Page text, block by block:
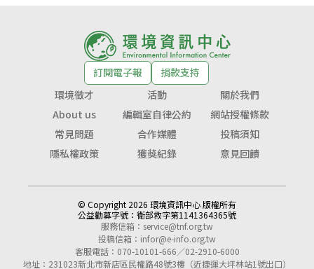
訂閱電子報
捐款支持
環境徵才
活動
關於我們
About us
編輯室自律公約
網站授權條款
常見問題
合作媒體
投稿須知
隱私權政策
獲獎紀錄 意見回饋
© Copyright 2026 環境資訊中心 版權所有
公益勸募字號： 衛部救字第1141364365號
服務信箱： service@tnf.org.tw
投稿信箱： infor@e-info.org.tw
客服電話：070-10101-666／02-2910-6000
地址：231023新北市新店區民權路48號3樓（近捷運大坪林站1號出口）